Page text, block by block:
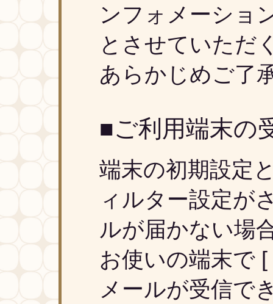
ンフォメーショ
とさせていただ
あらかじめご了
■ご利用端末の
端末の初期設定
ィルター設定が
ルが届かない場
お使いの端末で
メールが受信で